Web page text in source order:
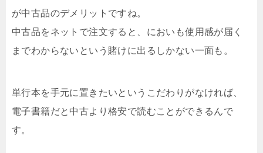
が中古品のデメリットですね。
中古品をネットで注文すると、においも使用感が届く
までわからないという賭けに出るしかない一面も。
単行本を手元に置きたいというこだわりがなければ、
電子書籍だと中古より格安で読むことができるんで
す。